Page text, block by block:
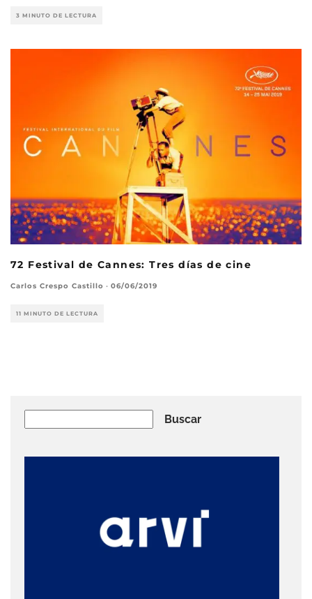
3 MINUTO DE LECTURA
72 Festival de Cannes: Tres días de cine
Carlos Crespo Castillo · 06/06/2019
11 MINUTO DE LECTURA
Buscar